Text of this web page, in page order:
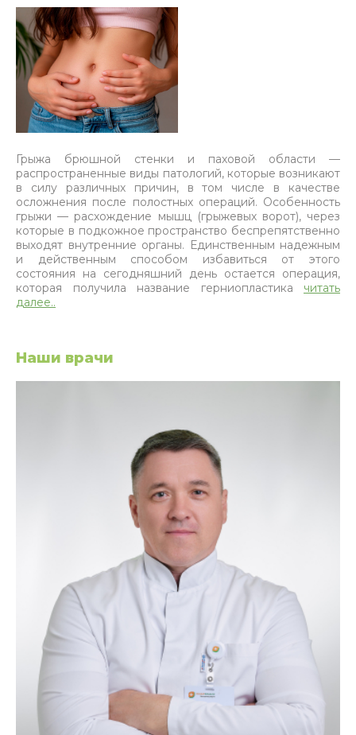
Грыжа брюшной стенки и паховой области —
распространенные виды патологий, которые возникают
в силу различных причин, в том числе в качестве
осложнения после полостных операций. Особенность
грыжи — расхождение мышц (грыжевых ворот), через
которые в подкожное пространство беспрепятственно
выходят внутренние органы. Единственным надежным
и действенным способом избавиться от этого
состояния на сегодняшний день остается операция,
которая получила название герниопластика читать
далее..
Наши врачи